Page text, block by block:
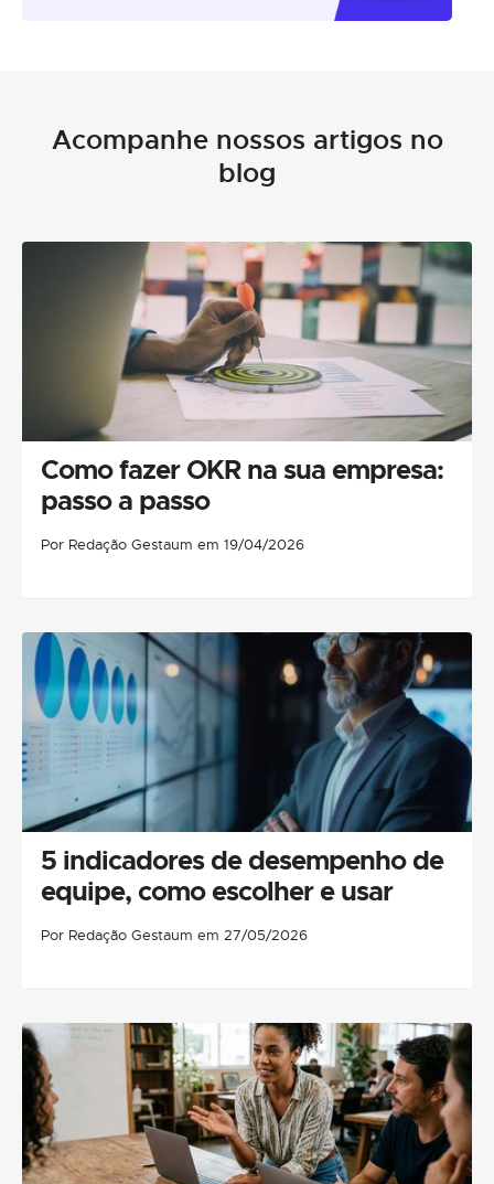
Acompanhe nossos artigos no
blog
Como fazer OKR na sua empresa:
passo a passo
Por Redação Gestaum em 19/04/2026
5 indicadores de desempenho de
equipe, como escolher e usar
Por Redação Gestaum em 27/05/2026